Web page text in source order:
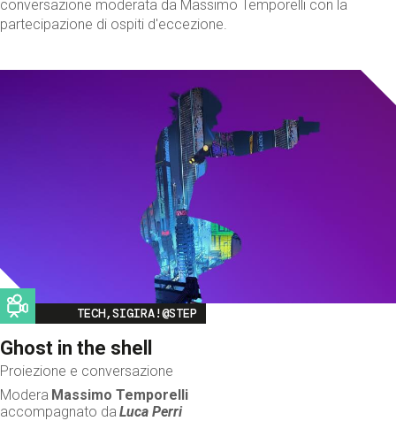
conversazione moderata da Massimo Temporelli con la
partecipazione di ospiti d'eccezione.
Image
TECH,SIGIRA!@STEP
Ghost in the shell
Proiezione e conversazione
Modera Massimo Temporelli
accompagnato da Luca Perri